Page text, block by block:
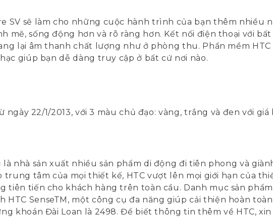
SV sẽ làm cho những cuộc hành trình của bạn thêm nhiều
mẽ, sống động hơn và rõ ràng hơn. Kết nối điện thoại với
lại âm thanh chất lượng như ở phòng thu. Phần mềm HTC
giúp bạn dễ dàng truy cập ở bất cứ nơi nào.
22/1/2013, với 3 màu chủ đạo: vàng, trắng và đen với giá
nhà sản xuất nhiều sản phẩm di động đi tiên phong và
tâm của mọi thiết kế, HTC vượt lên mọi giới hạn của
tiến cho khách hàng trên toàn cầu. Danh mục sản phẩm
SenseTM, một công cụ đa năng giúp cải thiện hoàn
khoán Đài Loan là 2498. Để biết thông tin thêm về HTC,